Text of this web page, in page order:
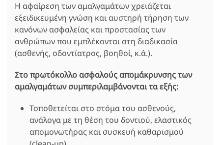
Η αφαίρεση των αμαλγαμάτων χρειάζεται
εξειδικευμένη γνώση και αυστηρή τήρηση των
κανόνων ασφαλείας και προστασίας των
ανθρώπων που εμπλέκονται στη διαδικασία
(ασθενής, οδοντίατρος, βοηθοί, κ.ά.).
Στο πρωτόκολλο ασφαλούς απομάκρυνσης των
αμαλγαμάτων συμπεριλαμβάνονται τα εξής:
Τοποθετείται στο στόμα του ασθενούς,
ανάλογα με τη θέση του δοντιού, ελαστικός
απομονωτήρας και συσκευή καθαρισμού